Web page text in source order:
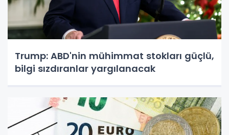
Trump: ABD'nin mühimmat stokları güçlü,
bilgi sızdıranlar yargılanacak